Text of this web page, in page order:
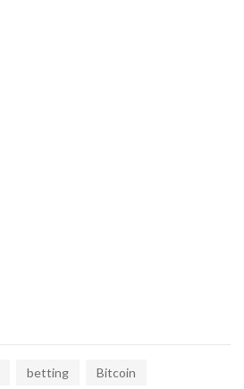
betting Bitcoin